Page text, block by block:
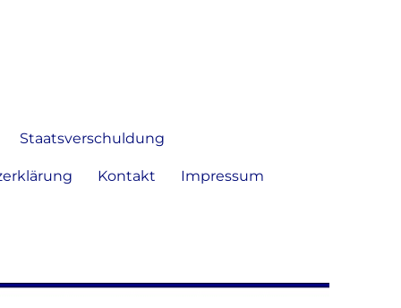
Staatsverschuldung
Kontakt Impressum